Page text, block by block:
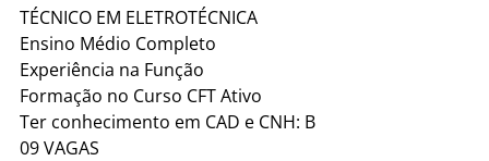
TÉCNICO EM ELETROTÉCNICA
Ensino Médio Completo
Experiência na Função
Formação no Curso CFT Ativo
Ter conhecimento em CAD e CNH: B
09 VAGAS